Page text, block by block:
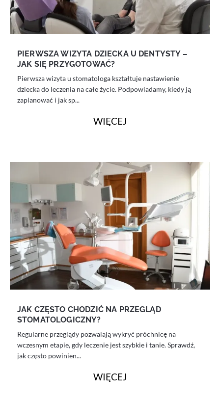
PIERWSZA WIZYTA DZIECKA U DENTYSTY –
JAK SIĘ PRZYGOTOWAĆ?
Pierwsza wizyta u stomatologa kształtuje nastawienie
dziecka do leczenia na całe życie. Podpowiadamy, kiedy ją
zaplanować i jak sp...
WIĘCEJ
JAK CZĘSTO CHODZIĆ NA PRZEGLĄD
STOMATOLOGICZNY?
Regularne przeglądy pozwalają wykryć próchnicę na
wczesnym etapie, gdy leczenie jest szybkie i tanie. Sprawdź,
jak często powinien...
WIĘCEJ